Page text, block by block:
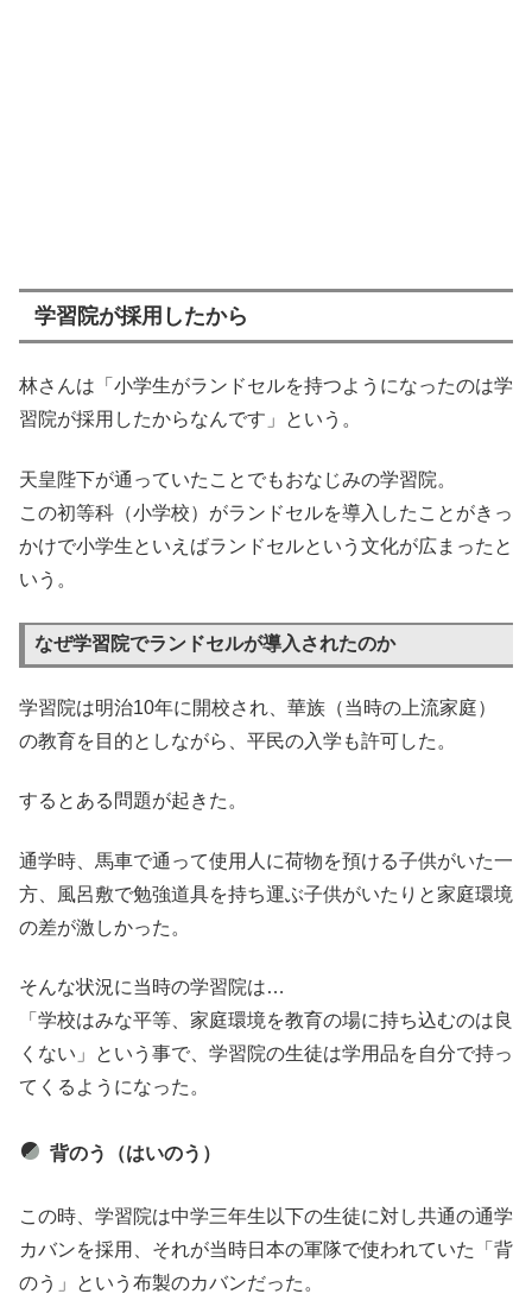
学習院が採用したから
林さんは「小学生がランドセルを持つようになったのは学
習院が採用したからなんです」という。
天皇陛下が通っていたことでもおなじみの学習院。
この初等科（小学校）がランドセルを導入したことがきっ
かけで小学生といえばランドセルという文化が広まったと
いう。
なぜ学習院でランドセルが導入されたのか
学習院は明治10年に開校され、華族（当時の上流家庭）
の教育を目的としながら、平民の入学も許可した。
するとある問題が起きた。
通学時、馬車で通って使用人に荷物を預ける子供がいた一
方、風呂敷で勉強道具を持ち運ぶ子供がいたりと家庭環境
の差が激しかった。
そんな状況に当時の学習院は…
「学校はみな平等、家庭環境を教育の場に持ち込むのは良
くない」という事で、学習院の生徒は学用品を自分で持っ
てくるようになった。
背のう（はいのう）
この時、学習院は中学三年生以下の生徒に対し共通の通学
カバンを採用、それが当時日本の軍隊で使われていた「背
のう」という布製のカバンだった。